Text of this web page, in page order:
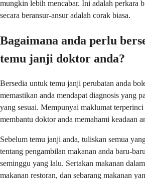
mungkin lebih mencabar. Ini adalah perkara
secara beransur-ansur adalah corak biasa.
Bagaimana anda perlu
temu janji doktor anda?
Bersedia untuk temu janji perubatan anda
memastikan anda mendapat diagnosis yang
yang sesuai. Mempunyai maklumat terperinci
membantu doktor anda memahami keadaan
Sebelum temu janji anda, tuliskan semua
tentang pengambilan makanan anda baru-
seminggu yang lalu. Sertakan makanan
makanan restoran, dan sebarang makanan